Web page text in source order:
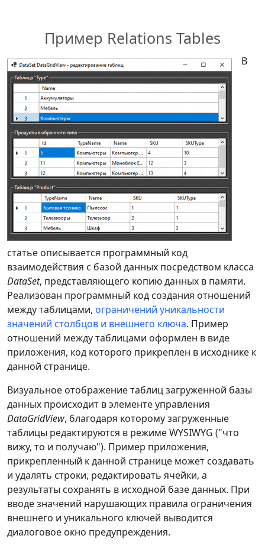
Пример Relations Tables
В
статье описывается программный код
взаимодействия с базой данных посредством класса
DataSet, представляющего копию данных в памяти.
Реализован программный код создания отношений
между таблицами, ограничений уникальности
значений столбцов и внешнего ключа. Пример
отношений между таблицами оформлен в виде
приложения, код которого прикреплен в исходнике к
данной странице.
Визуальное отображение таблиц загруженной базы
данных происходит в элементе управления
DataGridView, благодаря которому загруженные
таблицы редактируются в режиме WYSIWYG ("что
вижу, то и получаю"). Пример приложения,
прикрепленный к данной странице может создавать
и удалять строки, редактировать ячейки, а
результаты сохранять в исходной базе данных. При
вводе значений нарушающих правила ограничения
внешнего и уникального ключей выводится
диалоговое окно предупреждения.